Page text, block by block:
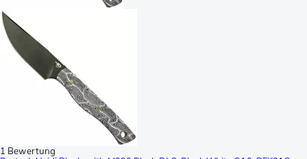
1 Bewertung